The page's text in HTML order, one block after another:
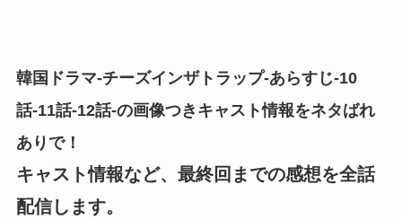
韓国ドラマ-チーズインザトラップ-あらすじ-10
話-11話-12話-の画像つきキャスト情報をネタばれ
ありで！
キャスト情報など、最終回までの感想を全話
配信します。